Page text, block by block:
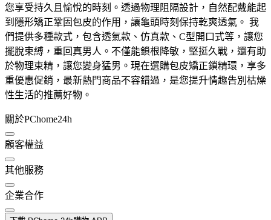
您享受持久且愉悅的時刻。透過物理阻隔設計，自然配戴能起
到隱形矯正鞏固包皮的作用，讓龜頭時刻保持乾爽透氣。 我
們提供多種款式，包含透氣款、仿真款、C型開口式等，讓您
擺脫束縛，重回真男人。不僅能鎖根降敏，堅挺久戰，還有助
於物理束精，讓您變身猛男。現在選購包皮矯正鎖精環，享多
重優惠促銷，最新熱門商品不容錯過，是您提升情趣告別枯燥
性生活的推薦好物。
關於PChome24h
顧客權益
其他服務
企業合作